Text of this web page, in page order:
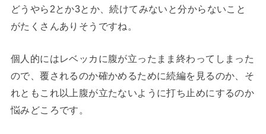
どうやら2とか3とか、続けてみないと分からないこと
がたくさんありそうですね。
個人的にはレベッカに腹が立ったまま終わってしまった
ので、覆されるのか確かめるために続編を見るのか、そ
れともこれ以上腹が立たないように打ち止めにするのか
悩みどころです。